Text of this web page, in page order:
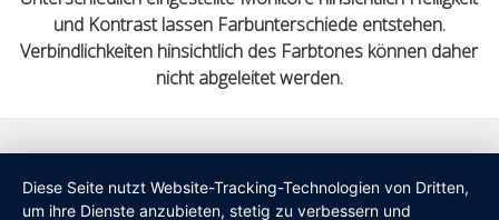
und Kontrast lassen Farbunterschiede entstehen.
Verbindlichkeiten hinsichtlich des Farbtones können daher
nicht abgeleitet werden.
Diese Seite nutzt Website-Tracking-Technologien von Dritten,
um ihre Dienste anzubieten, stetig zu verbessern und